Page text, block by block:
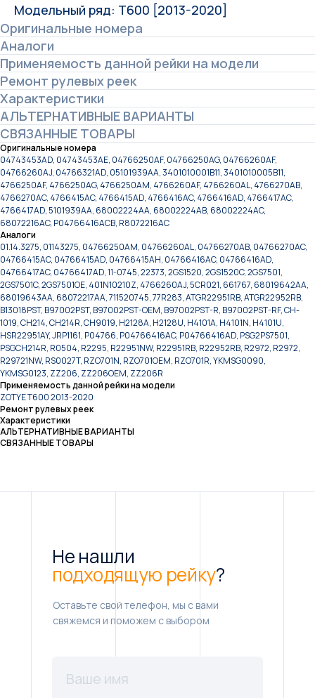
Модельный ряд: T600 [2013-2020]
Оригинальные номера
Аналоги
Применяемость данной рейки на модели
Ремонт рулевых реек
Характеристики
АЛЬТЕРНАТИВНЫЕ ВАРИАНТЫ
СВЯЗАННЫЕ ТОВАРЫ
Оригинальные номера
04743453AD, 04743453AE, 04766250AF, 04766250AG, 04766260AF,
04766260AJ, 04766321AD, 05101939AA, 3401010001B11, 3401010005B11,
4766250AF, 4766250AG, 4766250AM, 4766260AF, 4766260AL, 4766270AB,
4766270AC, 4766415AC, 4766415AD, 4766416AC, 4766416AD, 4766417AC,
4766417AD, 5101939AA, 68002224AA, 68002224AB, 68002224AC,
68072216AC, P04766416ACB, R8072216AC
Аналоги
01.14.3275, 01143275, 04766250AM, 04766260AL, 04766270AB, 04766270AC,
04766415AC, 04766415AD, 04766415AH, 04766416AC, 04766416AD,
04766417AC, 04766417AD, 11-0745, 22373, 2GS1520, 2GS1520C, 2GS7501,
2GS7501C, 2GS7501OE, 401N10210Z, 4766260AJ, 5CR021, 661767, 68019642AA,
68019643AA, 68072217AA, 711520745, 77R283, ATGR22951RB, ATGR22952RB,
B13018PST, B97002PST, B97002PST-OEM, B97002PST-R, B97002PST-RF, CH-
1019, CH214, CH214R, CH9019, H2128A, H2128U, H4101A, H4101N, H4101U,
HSR22951AY, JRP1161, P04766, P04766416AC, P04766416AD, PSG2PS7501,
PSGCH214R, R0504, R2295, R22951NW, R22951RB, R22952RB, R2972, R2972,
R29721NW, RS0027T, RZO701N, RZO701OEM, RZO701R, YKMSG0090,
YKMSG0123, ZZ206, ZZ206OEM, ZZ206R
Применяемость данной рейки на модели
ZOTYE T600 2013-2020
Ремонт рулевых реек
Характеристики
АЛЬТЕРНАТИВНЫЕ ВАРИАНТЫ
СВЯЗАННЫЕ ТОВАРЫ
Не нашли
подходящую рейку?
Оставьте свой телефон, мы с вами
свяжемся и поможем с выбором